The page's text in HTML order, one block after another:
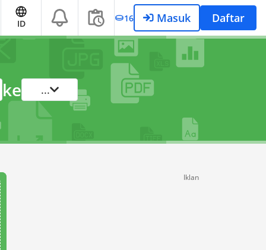
ID 16 Masuk Daftar
ke ...
Iklan